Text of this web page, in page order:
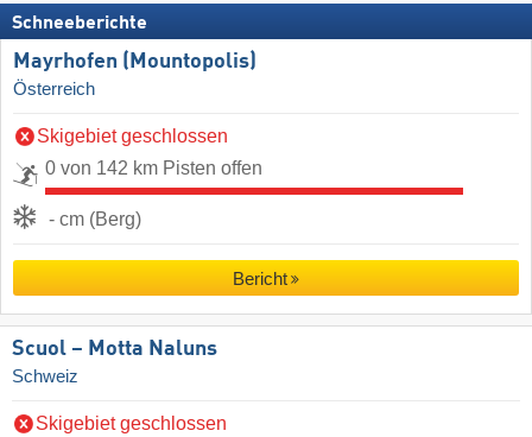
Schneeberichte
Mayrhofen (Mountopolis)
Österreich
Skigebiet geschlossen
0 von 142 km Pisten offen
- cm (Berg)
Bericht
Scuol – Motta Naluns
Schweiz
Skigebiet geschlossen